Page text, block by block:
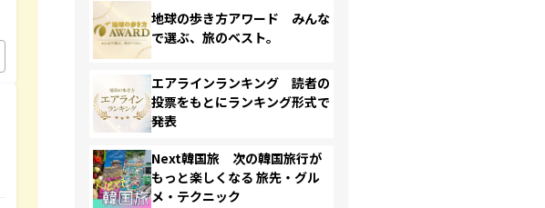
地球の歩き方アワード みんな
で選ぶ、旅のベスト。
エアラインランキング 読者の
投票をもとにランキング形式で
発表
Next韓国旅 次の韓国旅行が
もっと楽しくなる 旅先・グル
メ・テクニック